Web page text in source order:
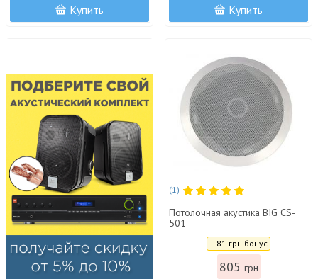
Купить Купить
(1)
Потолочная акустика BIG CS-
501
+ 81 грн бонус
805 грн